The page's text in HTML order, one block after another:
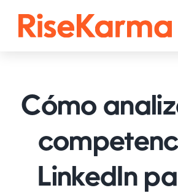
TikTok
Facebook
Twitter (𝕏)
Cómo
LinkedIn